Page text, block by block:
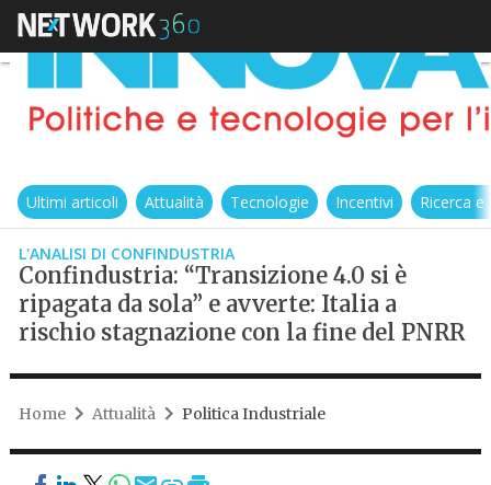
Ultimi articoli Attualità Tecnologie Incentivi Ricerca
L'ANALISI DI CONFINDUSTRIA
Confindustria: “Transizione 4.0 si è
ripagata da sola” e avverte: Italia a
rischio stagnazione con la fine del PNRR
Home Attualità Politica Industriale